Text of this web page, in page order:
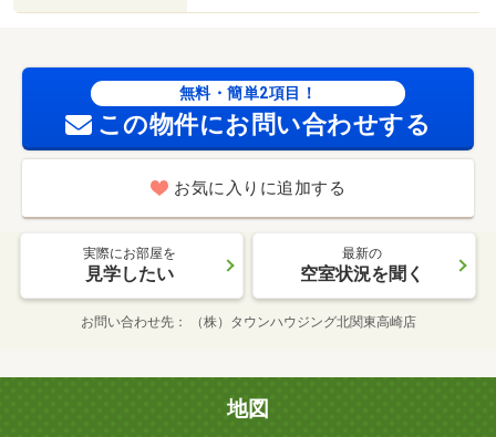
無料・簡単2項目！
この物件にお問い合わせする
お気に入りに追加する
実際にお部屋を
見学したい
最新の
空室状況を聞く
お問い合わせ先 （株）タウンハウジング北関東高崎店
地図